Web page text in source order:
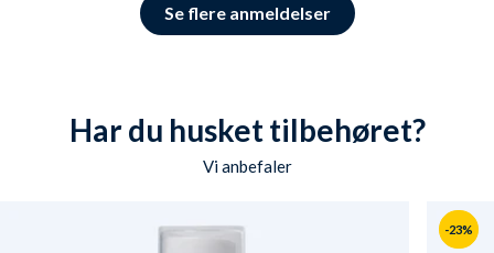
Se flere anmeldelser
Har du husket tilbehøret?
Vi anbefaler
-23%